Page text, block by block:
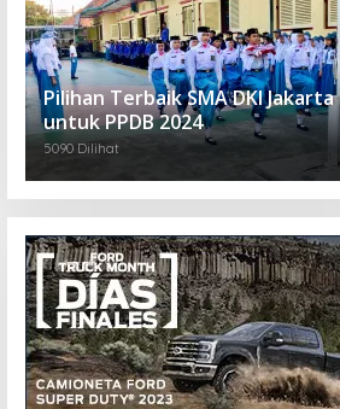
Pilihan Terbaik SMA DKI Jakarta
untuk PPDB 2024
5090 Dilihat